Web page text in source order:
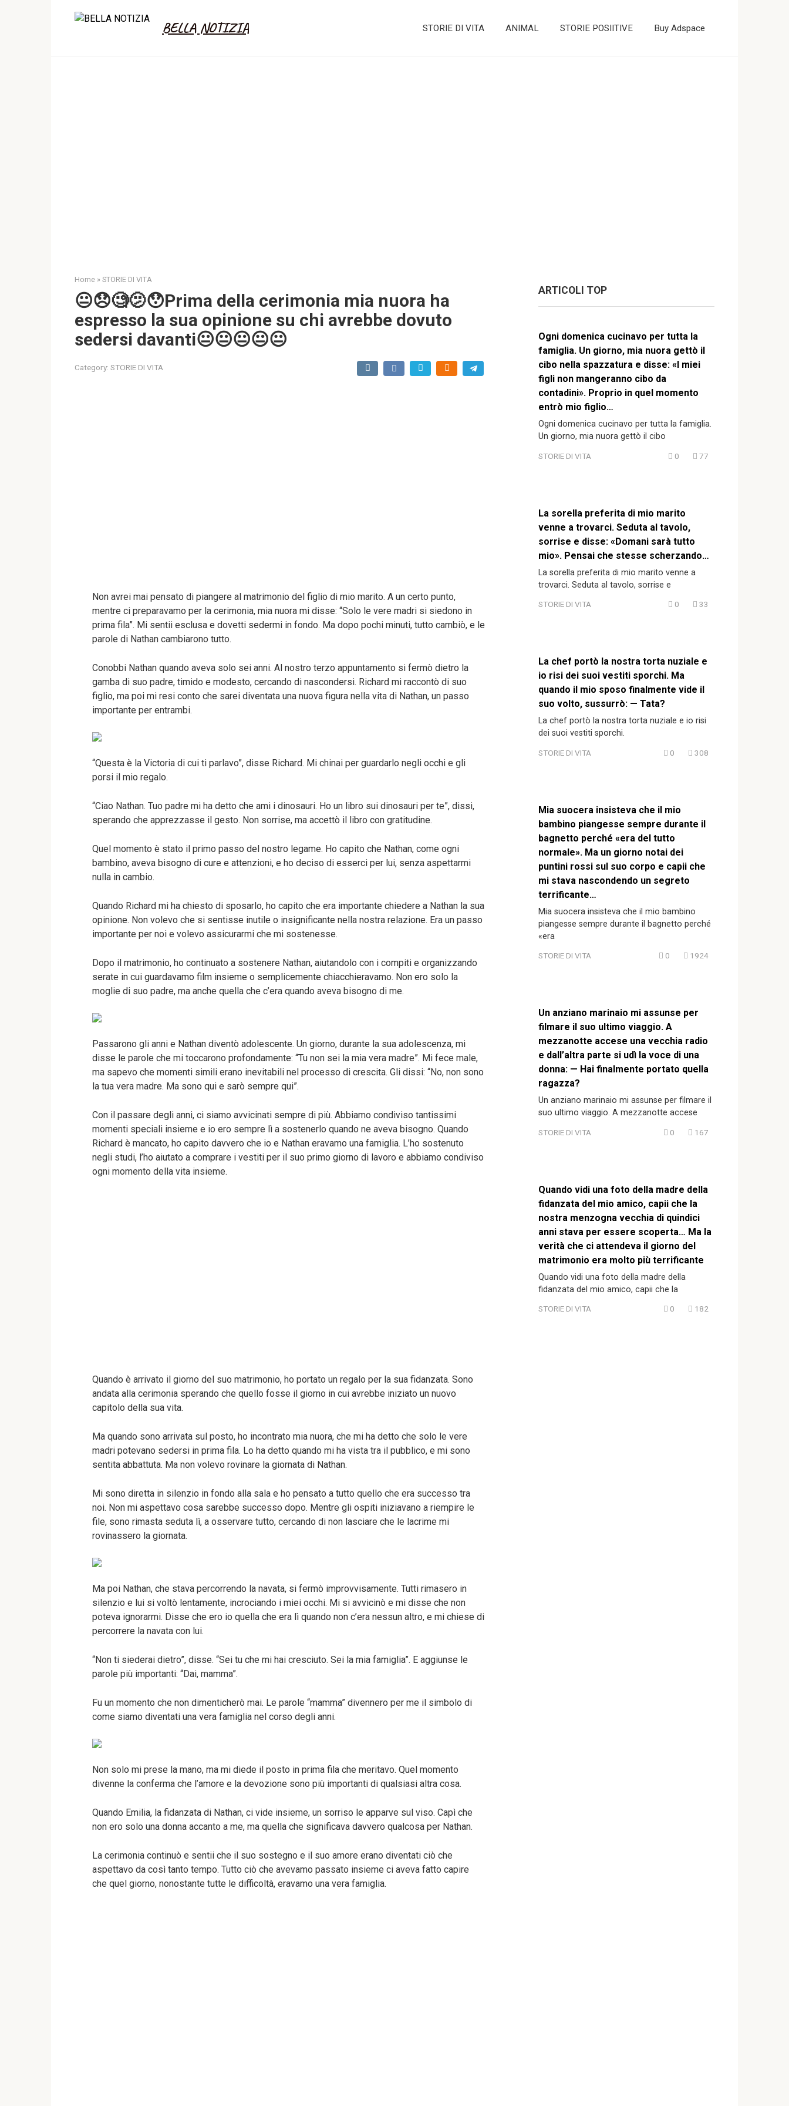
BELLA NOTIZIA STORIE DI VITA ANIMAL STORIE POSIITIVE Buy Adspace
Home » STORIE DI VITA
😐😞🧐🫤😯Prima della cerimonia mia nuora ha
espresso la sua opinione su chi avrebbe dovuto
sedersi davanti😐😐😐😐😐
Category: STORIE DI VITA
Non avrei mai pensato di piangere al matrimonio del figlio di mio marito. A un certo punto,
mentre ci preparavamo per la cerimonia, mia nuora mi disse: “Solo le vere madri si siedono in
prima fila”. Mi sentii esclusa e dovetti sedermi in fondo. Ma dopo pochi minuti, tutto cambiò, e le
parole di Nathan cambiarono tutto.
Conobbi Nathan quando aveva solo sei anni. Al nostro terzo appuntamento si fermò dietro la
gamba di suo padre, timido e modesto, cercando di nascondersi. Richard mi raccontò di suo
figlio, ma poi mi resi conto che sarei diventata una nuova figura nella vita di Nathan, un passo
importante per entrambi.
“Questa è la Victoria di cui ti parlavo”, disse Richard. Mi chinai per guardarlo negli occhi e gli
porsi il mio regalo.
“Ciao Nathan. Tuo padre mi ha detto che ami i dinosauri. Ho un libro sui dinosauri per te”, dissi,
sperando che apprezzasse il gesto. Non sorrise, ma accettò il libro con gratitudine.
Quel momento è stato il primo passo del nostro legame. Ho capito che Nathan, come ogni
bambino, aveva bisogno di cure e attenzioni, e ho deciso di esserci per lui, senza aspettarmi
nulla in cambio.
Quando Richard mi ha chiesto di sposarlo, ho capito che era importante chiedere a Nathan la sua
opinione. Non volevo che si sentisse inutile o insignificante nella nostra relazione. Era un passo
importante per noi e volevo assicurarmi che mi sostenesse.
Dopo il matrimonio, ho continuato a sostenere Nathan, aiutandolo con i compiti e organizzando
serate in cui guardavamo film insieme o semplicemente chiacchieravamo. Non ero solo la
moglie di suo padre, ma anche quella che c’era quando aveva bisogno di me.
Passarono gli anni e Nathan diventò adolescente. Un giorno, durante la sua adolescenza, mi
disse le parole che mi toccarono profondamente: “Tu non sei la mia vera madre”. Mi fece male,
ma sapevo che momenti simili erano inevitabili nel processo di crescita. Gli dissi: “No, non sono
la tua vera madre. Ma sono qui e sarò sempre qui”.
Con il passare degli anni, ci siamo avvicinati sempre di più. Abbiamo condiviso tantissimi
momenti speciali insieme e io ero sempre lì a sostenerlo quando ne aveva bisogno. Quando
Richard è mancato, ho capito davvero che io e Nathan eravamo una famiglia. L’ho sostenuto
negli studi, l’ho aiutato a comprare i vestiti per il suo primo giorno di lavoro e abbiamo condiviso
ogni momento della vita insieme.
Quando è arrivato il giorno del suo matrimonio, ho portato un regalo per la sua fidanzata. Sono
andata alla cerimonia sperando che quello fosse il giorno in cui avrebbe iniziato un nuovo
capitolo della sua vita.
Ma quando sono arrivata sul posto, ho incontrato mia nuora, che mi ha detto che solo le vere
madri potevano sedersi in prima fila. Lo ha detto quando mi ha vista tra il pubblico, e mi sono
sentita abbattuta. Ma non volevo rovinare la giornata di Nathan.
Mi sono diretta in silenzio in fondo alla sala e ho pensato a tutto quello che era successo tra
noi. Non mi aspettavo cosa sarebbe successo dopo. Mentre gli ospiti iniziavano a riempire le
file, sono rimasta seduta lì, a osservare tutto, cercando di non lasciare che le lacrime mi
rovinassero la giornata.
Ma poi Nathan, che stava percorrendo la navata, si fermò improvvisamente. Tutti rimasero in
silenzio e lui si voltò lentamente, incrociando i miei occhi. Mi si avvicinò e mi disse che non
poteva ignorarmi. Disse che ero io quella che era lì quando non c’era nessun altro, e mi chiese di
percorrere la navata con lui.
“Non ti siederai dietro”, disse. “Sei tu che mi hai cresciuto. Sei la mia famiglia”. E aggiunse le
parole più importanti: “Dai, mamma”.
Fu un momento che non dimenticherò mai. Le parole “mamma” divennero per me il simbolo di
come siamo diventati una vera famiglia nel corso degli anni.
Non solo mi prese la mano, ma mi diede il posto in prima fila che meritavo. Quel momento
divenne la conferma che l’amore e la devozione sono più importanti di qualsiasi altra cosa.
Quando Emilia, la fidanzata di Nathan, ci vide insieme, un sorriso le apparve sul viso. Capì che
non ero solo una donna accanto a me, ma quella che significava davvero qualcosa per Nathan.
La cerimonia continuò e sentii che il suo sostegno e il suo amore erano diventati ciò che
aspettavo da così tanto tempo. Tutto ciò che avevamo passato insieme ci aveva fatto capire
che quel giorno, nonostante tutte le difficoltà, eravamo una vera famiglia.
ARTICOLI TOP
Ogni domenica cucinavo per tutta la
famiglia. Un giorno, mia nuora gettò il
cibo nella spazzatura e disse: «I miei
figli non mangeranno cibo da
contadini». Proprio in quel momento
entrò mio figlio…
Ogni domenica cucinavo per tutta la famiglia.
Un giorno, mia nuora gettò il cibo
STORIE DI VITA 0 77
La sorella preferita di mio marito
venne a trovarci. Seduta al tavolo,
sorrise e disse: «Domani sarà tutto
mio». Pensai che stesse scherzando…
La sorella preferita di mio marito venne a
trovarci. Seduta al tavolo, sorrise e
STORIE DI VITA 0 33
La chef portò la nostra torta nuziale e
io risi dei suoi vestiti sporchi. Ma
quando il mio sposo finalmente vide il
suo volto, sussurrò: — Tata?
La chef portò la nostra torta nuziale e io risi
dei suoi vestiti sporchi.
STORIE DI VITA 0 308
Mia suocera insisteva che il mio
bambino piangesse sempre durante il
bagnetto perché «era del tutto
normale». Ma un giorno notai dei
puntini rossi sul suo corpo e capii che
mi stava nascondendo un segreto
terrificante…
Mia suocera insisteva che il mio bambino
piangesse sempre durante il bagnetto perché
«era
STORIE DI VITA 0 1924
Un anziano marinaio mi assunse per
filmare il suo ultimo viaggio. A
mezzanotte accese una vecchia radio
e dall’altra parte si udì la voce di una
donna: — Hai finalmente portato quella
ragazza?
Un anziano marinaio mi assunse per filmare il
suo ultimo viaggio. A mezzanotte accese
STORIE DI VITA 0 167
Quando vidi una foto della madre della
fidanzata del mio amico, capii che la
nostra menzogna vecchia di quindici
anni stava per essere scoperta… Ma la
verità che ci attendeva il giorno del
matrimonio era molto più terrificante
Quando vidi una foto della madre della
fidanzata del mio amico, capii che la
STORIE DI VITA 0 182